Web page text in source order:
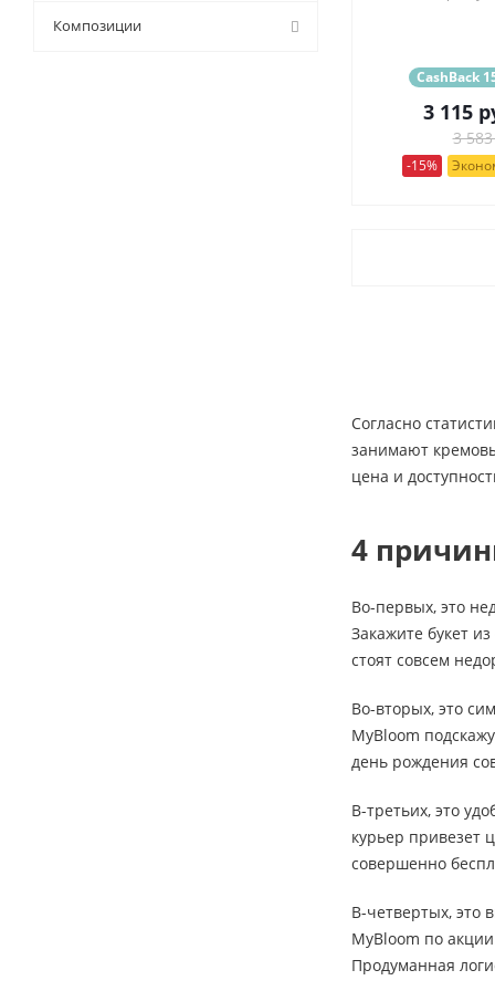
CashBack
3 115
3
-15%
Согласно
занимают
цена и
4
Во-первых, это
Закажите букет
стоят совсем
Во-вторых, это
MyBloom
день рождения
В-третьих, это
курьер привезет
совершенно
В-четвертых, это
MyBloom по
Продуманная
9 (43)
Композиции